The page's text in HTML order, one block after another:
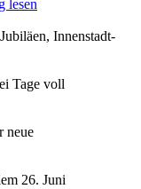
lesen
Innenstadt-
Tage voll
neue
26. Juni